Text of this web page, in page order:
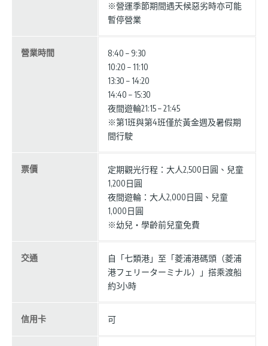
※營運季節期間遇天候惡劣時亦可能
暫停營業
營業時間
8:40 – 9:30
10:20 – 11:10
13:30 – 14:20
14:40 – 15:30
夜間遊輪21:15 – 21:45
※第1班與第4班僅於黃金週及暑假期
間行駛
票價
定期觀光行程：大人2,500日圓、兒童
1,200日圓
夜間遊輪：大人2,000日圓、兒童
1,000日圓
※幼兒・學齡前兒童免費
交通
自「七類港」至「菱浦港碼頭（菱浦
港フェリーターミナル）」搭乘渡船
約3小時
信用卡 可